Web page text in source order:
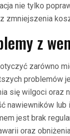
nie tylko
zmniejszenia
z
zarówno
problemów
się wilgoci oraz
nawiewników
jest brak
oraz